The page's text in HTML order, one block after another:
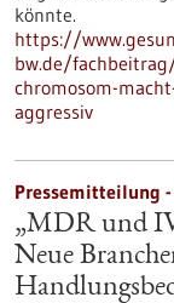
könnte.
https://
bw.de/
chromosom-
aggressiv
Pressemitteilung -
„MDR und
Neue